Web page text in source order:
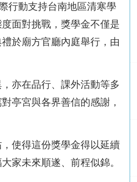
行動支持台南地區清寒學
面對挑戰，獎學金不僅是
於廟方官廳內庭舉行，由
亦在品行、課外活動等多
亭宮與各界善信的感謝，
使得這份獎學金得以延續
家未來順遂、前程似錦。